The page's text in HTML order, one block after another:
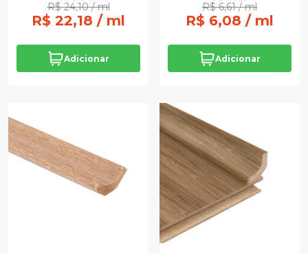
R$ 24,10 / ml
R$ 22,18 / ml
Adicionar
R$ 6,61 / ml
R$ 6,08 / ml
Adicionar